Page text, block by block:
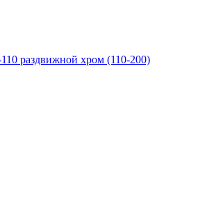
раздвижной хром (110-200)